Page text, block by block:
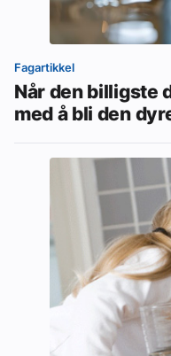
Fagartikkel
Når den billigste
med å bli den